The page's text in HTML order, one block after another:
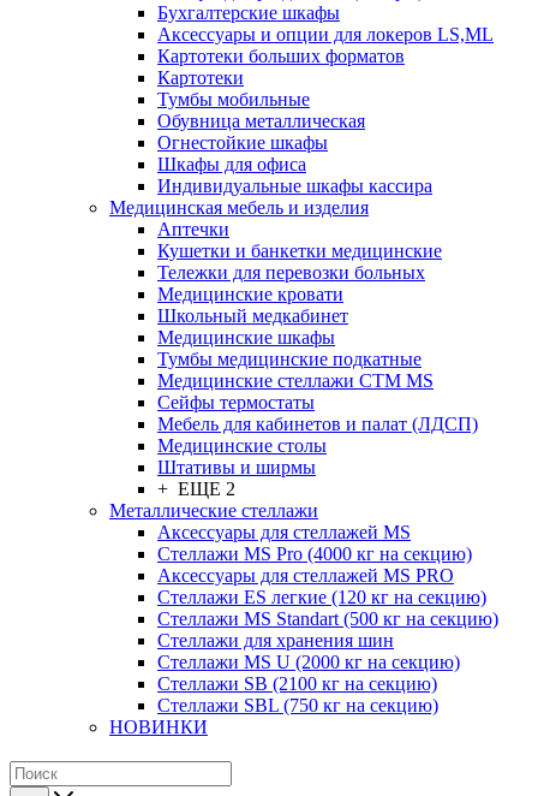
Бухгалтерские шкафы
Аксессуары и опции для локеров LS,ML
Картотеки больших форматов
Картотеки
Тумбы мобильные
Обувница металлическая
Огнестойкие шкафы
Шкафы для офиса
Индивидуальные шкафы кассира
Медицинская мебель и изделия
Аптечки
Кушетки и банкетки медицинские
Тележки для перевозки больных
Медицинские кровати
Школьный медкабинет
Медицинские шкафы
Тумбы медицинские подкатные
Медицинские стеллажи CTM MS
Сейфы термостаты
Мебель для кабинетов и палат (ЛДСП)
Медицинские столы
Штативы и ширмы
+ ЕЩЕ 2
Металлические стеллажи
Аксессуары для стеллажей MS
Стеллажи MS Pro (4000 кг на секцию)
Аксессуары для стеллажей MS PRO
Стеллажи ES легкие (120 кг на секцию)
Стеллажи MS Standart (500 кг на секцию)
Стеллажи для хранения шин
Стеллажи MS U (2000 кг на секцию)
Стеллажи SB (2100 кг на секцию)
Стеллажи SBL (750 кг на секцию)
НОВИНКИ